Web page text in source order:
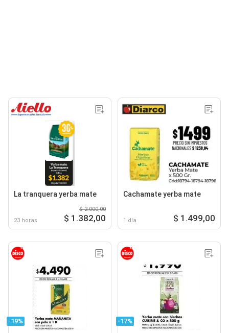
La tranquera yerba mate
23 horas
$ 2.000,00
$ 1.382,00
Cachamate yerba mate
1 día $ 1.499,00
-19% -17%